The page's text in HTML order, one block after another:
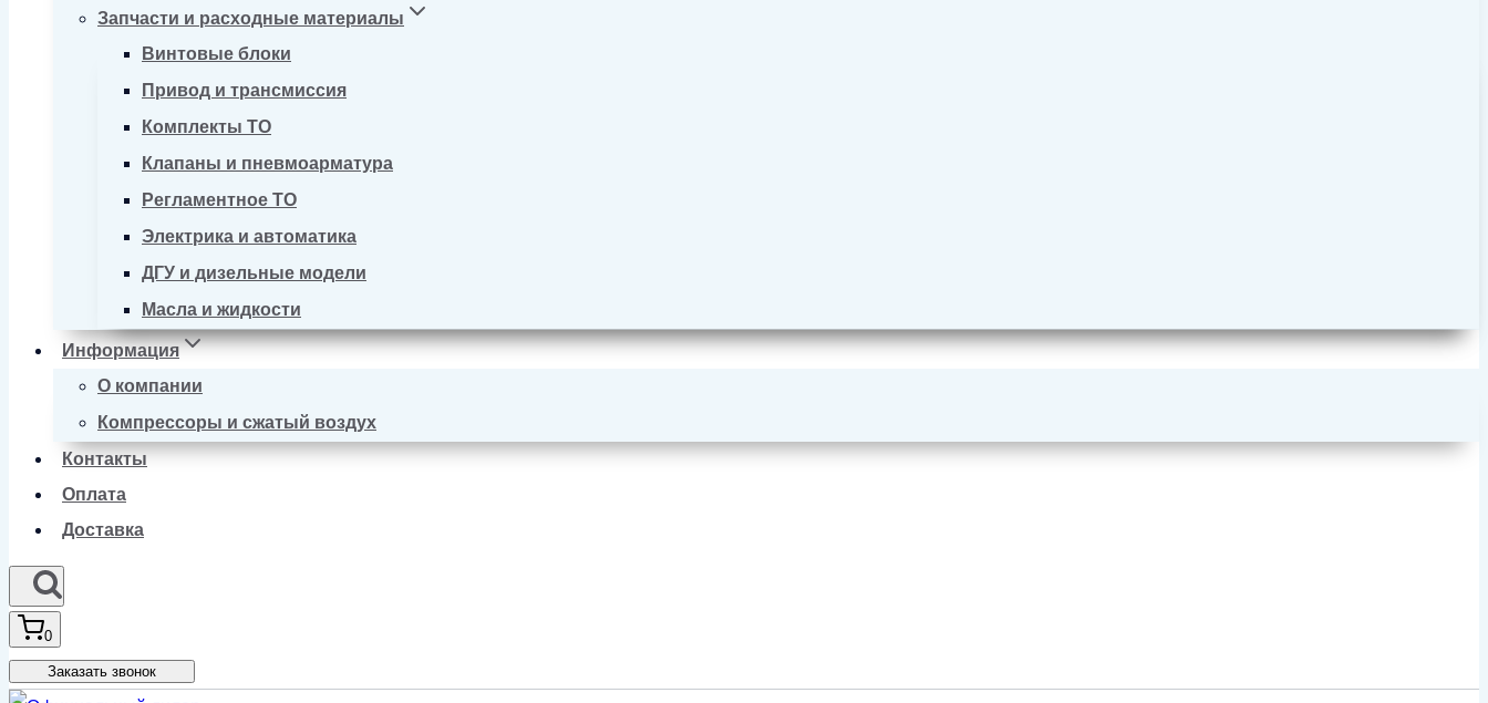
Запчасти и расходные материалы
Винтовые блоки
Привод и трансмиссия
Комплекты ТО
Клапаны и пневмоарматура
Регламентное ТО
Электрика и автоматика
ДГУ и дизельные модели
Масла и жидкости
Информация
О компании
Компрессоры и сжатый воздух
Контакты
Оплата
Доставка
0
Заказать звонок